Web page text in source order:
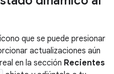
que se puede presionar
actualizaciones aún
en la sección Recientes